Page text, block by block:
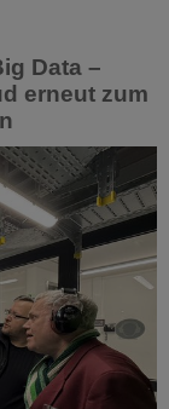
Data –
erneut zum